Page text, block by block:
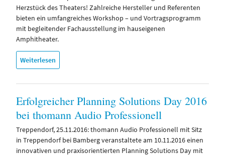
Herzstück des Theaters! Zahlreiche Hersteller und Referenten
bieten ein umfangreiches Workshop – und Vortragsprogramm
mit begleitender Fachausstellung im hauseigenen
Amphitheater.
Weiterlesen
Erfolgreicher Planning Solutions Day 2016
bei thomann Audio Professionell
Treppendorf, 25.11.2016: thomann Audio Professionell mit Sitz
in Treppendorf bei Bamberg veranstaltete am 10.11.2016 einen
innovativen und praxisorientierten Planning Solutions Day mit